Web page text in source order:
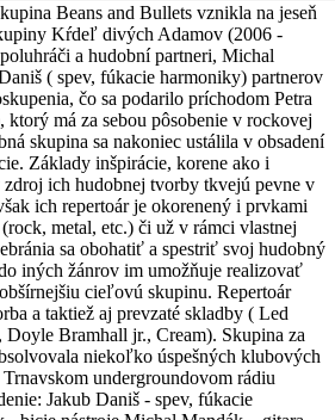
Beans and Bullets vznikla na jeseň
Kŕdeľ divých Adamov (2006 -
a hudobní partneri, Michal
( spev, fúkacie harmoniky) partnerov
čo sa podarilo príchodom Petra
ktorý má za sebou pôsobenie v rockovej
skupina sa nakoniec ustálila v obsadení
Základy inšpirácie, korene ako i
ich hudobnej tvorby tkvejú pevne v
ich repertoár je okorenený i prvkami
metal, etc.) či už v rámci vlastnej
sa obohatiť a spestriť svoj hudobný
iných žánrov im umožňuje realizovať
cieľovú skupinu. Repertoár
a taktiež aj prevzaté skladby ( Led
Bramhall jr., Cream). Skupina za
niekoľko úspešných klubových
undergroundovom rádiu
Jakub Daniš - spev, fúkacie